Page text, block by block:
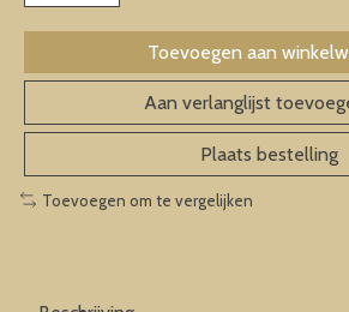
Toevoegen aan
Aan verlanglijst
Plaats bestelling
Toevoegen om te vergelijken